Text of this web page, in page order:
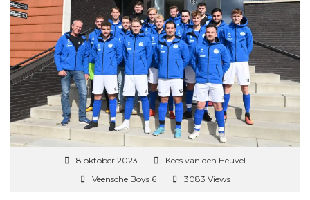
8 oktober 2023
Kees van den Heuvel
Veensche Boys 6
3083 Views